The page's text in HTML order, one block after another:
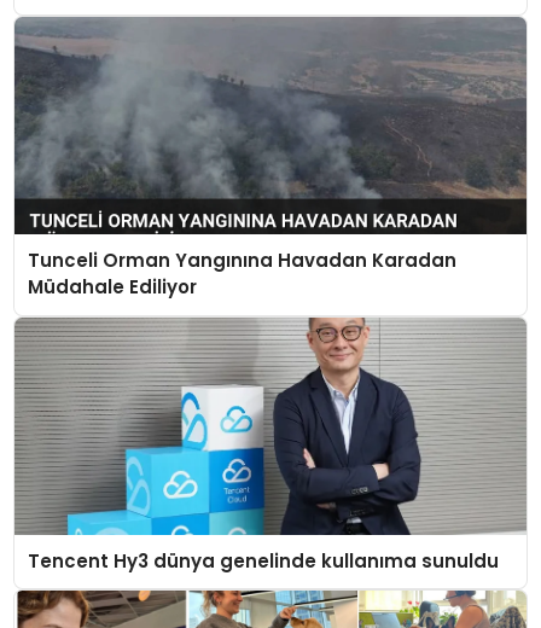
Tunceli Orman Yangınına Havadan Karadan
Müdahale Ediliyor
Tencent Hy3 dünya genelinde kullanıma sunuldu